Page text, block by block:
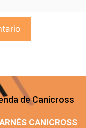
de Canicross
ARNÉS CANICROSS